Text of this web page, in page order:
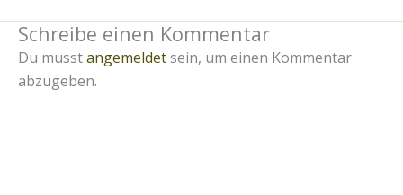
Schreibe einen Kommentar
Du musstangemeldetsein, um einen Kommentar
abzugeben.